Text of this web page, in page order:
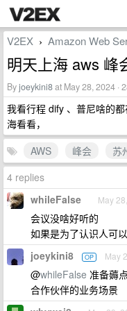
V2EX › Amazon Web
明天上海 aws 峰
Byjoeykini8at May 28, 2024 ·
我看行程 dify 、普尼啥的
海看看，
AWS
峰会
苏
4 replies
whileFalse May
会议没啥好听的
如果是为了认识人可
joeykini8 OP May
@whileFalse 准备薅
合作伙伴的业务场景